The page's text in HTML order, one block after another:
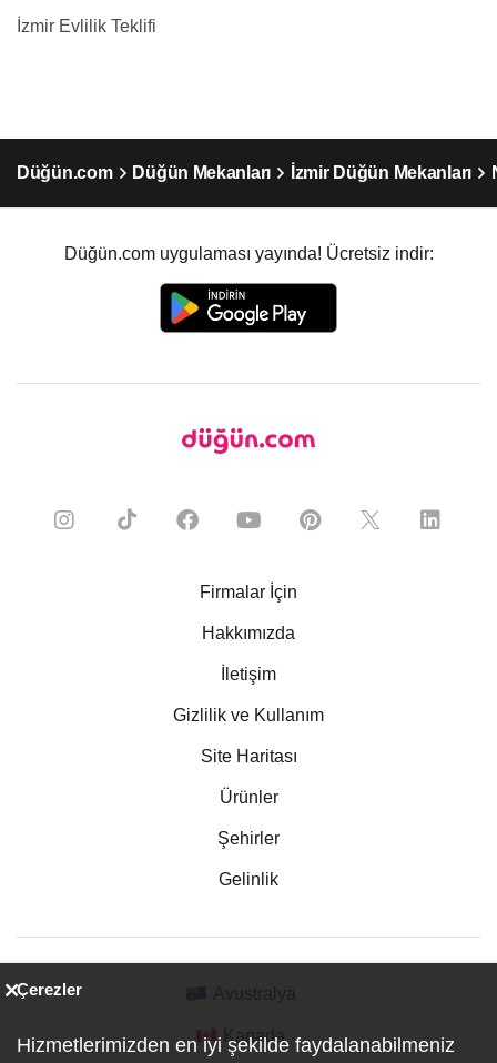
İzmir Evlilik Teklifi
Düğün.com Düğün Mekanları İzmir Düğün Mekanları
Düğün.com uygulaması yayında! Ücretsiz indir:
Firmalar İçin
Hakkımızda
İletişim
Gizlilik ve Kullanım
Site Haritası
Ürünler
Şehirler
Gelinlik
Kanada
Çerezler
Hizmetlerimizden en iyi şekilde faydalanabilmeniz